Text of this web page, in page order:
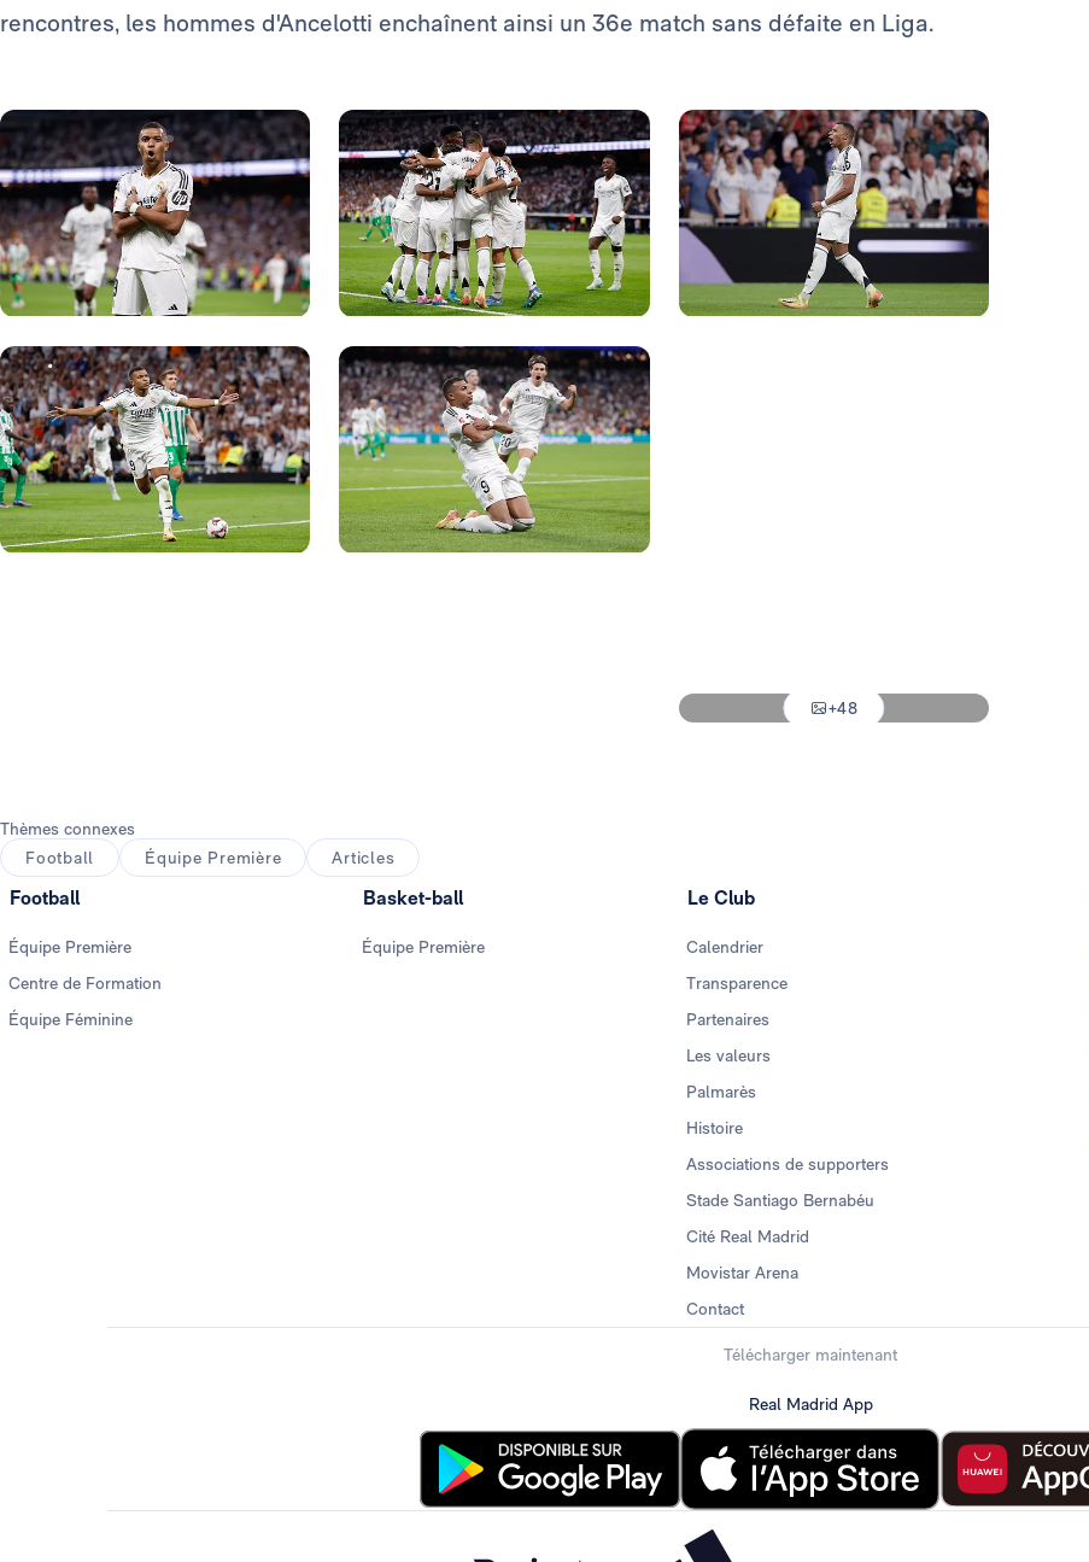
rencontres, les hommes d'Ancelotti enchaînent ainsi un 36e match sans défaite en Liga.
+48
Thèmes connexes
Football
Équipe Première Articles
Football
Équipe Première
Centre de Formation
Équipe Féminine
Basket-ball
Équipe Première
Le Club
Calendrier
Transparence
Partenaires
Les valeurs
Palmarès
Histoire
Associations de supporters
Stade Santiago Bernabéu
Cité Real Madrid
Movistar Arena
Contact
Télécharger maintenant
Real Madrid App